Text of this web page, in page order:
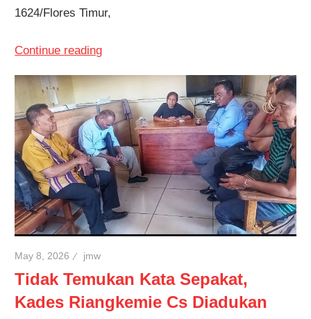
1624/Flores Timur,
Continue reading
May 8, 2026 jmw
Tidak Temukan Kata Sepakat,
Kades Riangkemie Cs Diadukan